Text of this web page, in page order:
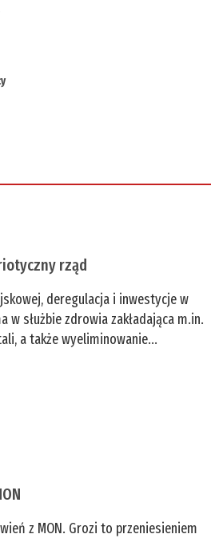
rząd
deregulacja i inwestycje w
służbie zdrowia zakładająca m.in.
a także wyeliminowanie...
z MON. Grozi to przeniesieniem